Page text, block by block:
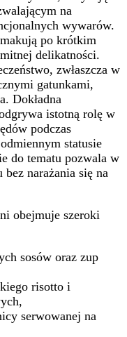
na
wywarów.
po krótkim
delikatności.
zwłaszcza w
gatunkami,
Dokładna
istotną rolę w
podczas
statusie
do tematu pozwala w
narażania się na
obejmuje szeroki
sosów oraz zup
risotto i
serwowanej na